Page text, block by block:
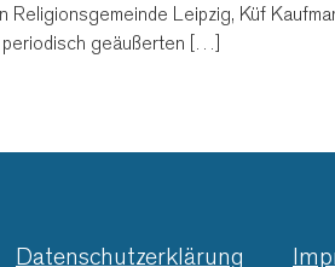
Leipzig, Küf
periodisch geäußerten […]
Datenschutzerklärung